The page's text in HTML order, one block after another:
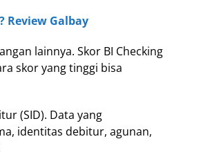
Review Galbay
lainnya. Skor BI Checking
skor yang tinggi bisa
(SID). Data yang
identitas debitur, agunan,